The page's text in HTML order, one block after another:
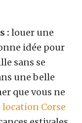
: louer une
idée pour
sans se
une belle
que vous ne
location Corse